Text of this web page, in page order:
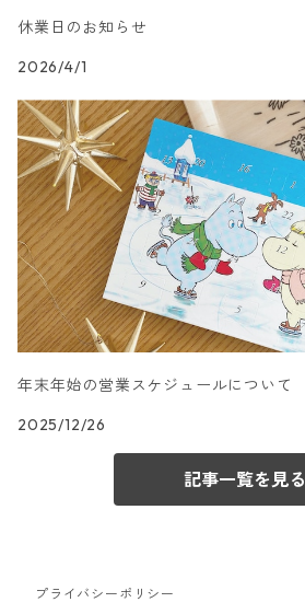
抽象柄
キャラクター柄
文字柄
アート柄
エスニック柄
お正月柄
カクテルサイズ
ランチサイズ
カクテルサイズ
ドイツ製 Sagen Vintage
ランチサイズ
カクテルサイズ
ドイツ製 Villeroy&Boch
ランチサイズ
カクテルサイズ
ドイツ製 artablo/アルタブロ
ランチサイズ
カクテルサイズ
ドイツ製 PAPSTAR/パップスター
ランチサイズ
ドイツ製 sovie/ソフィー
ドイツ製 Gratz Verlag
ランチサイズ
ドイツ製 Mank/マンク
休業日のお知らせ
2026/4/1
年末年始の営業スケジュールについて
2025/12/26
記事一覧を見る
プライバシーポリシー